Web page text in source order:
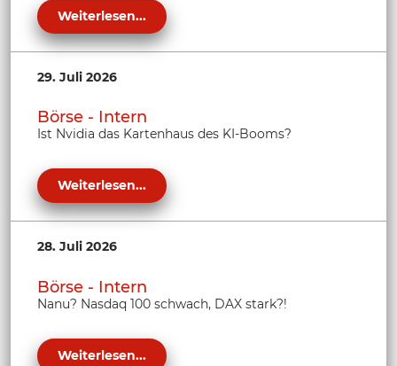
Weiterlesen...
29. Juli 2026
Börse - Intern
Ist Nvidia das Kartenhaus des KI-Booms?
Weiterlesen...
28. Juli 2026
Börse - Intern
Nanu? Nasdaq 100 schwach, DAX stark?!
Weiterlesen...